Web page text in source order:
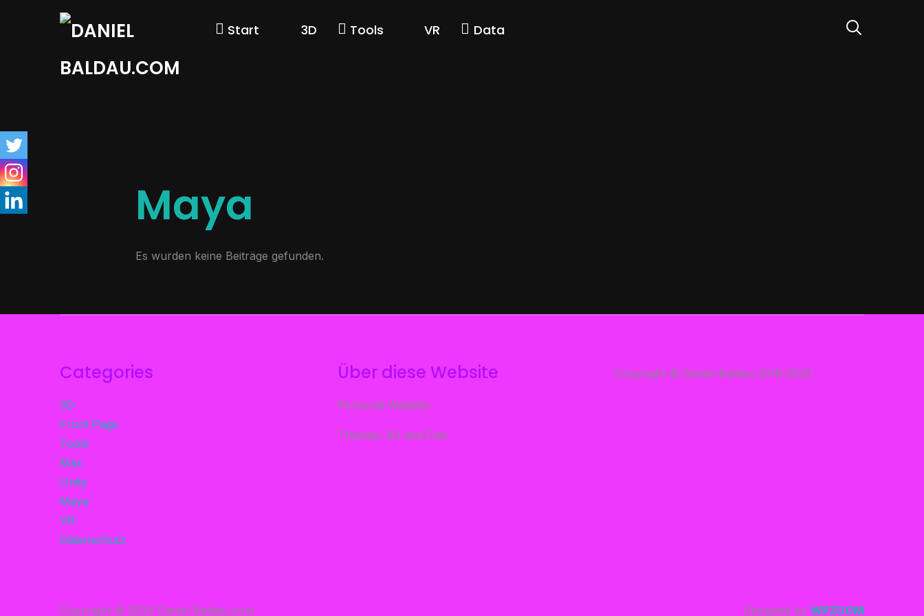
Start 3D Tools VR Data
Maya
Es wurden keine Beiträge gefunden.
Categories
3D
Front Page
Tools
Max
Unity
Maya
VR
Datenschutz
Über diese Website
Personal Website:
Themes: 3D and Film
Copyright © Daniel Baldau 2018-2022
Copyright © 2026 Daniel Baldau.com Designed by WPZOOM